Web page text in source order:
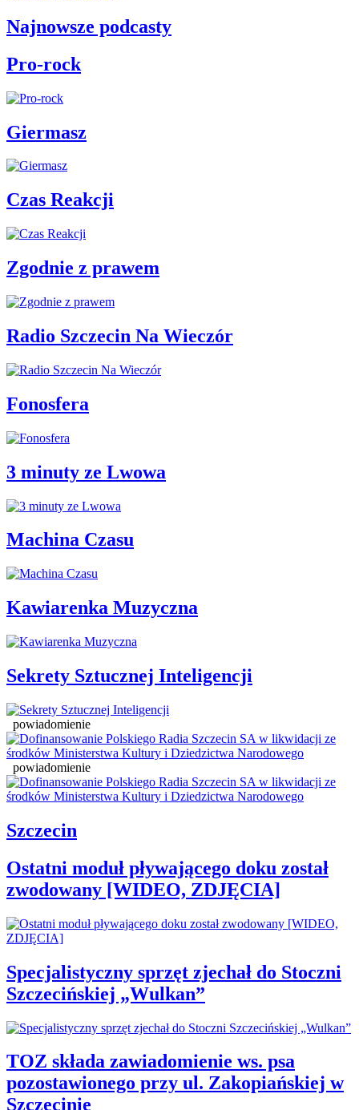
Najnowsze podcasty
Pro-rock
Giermasz
Czas Reakcji
Zgodnie z prawem
Radio Szczecin Na Wieczór
Fonosfera
3 minuty ze Lwowa
Machina Czasu
Kawiarenka Muzyczna
Sekrety Sztucznej Inteligencji
powiadomienie
powiadomienie
Szczecin
Ostatni moduł pływającego doku został
zwodowany [WIDEO, ZDJĘCIA]
Specjalistyczny sprzęt zjechał do Stoczni
Szczecińskiej „Wulkan”
TOZ składa zawiadomienie ws. psa
pozostawionego przy ul. Zakopiańskiej w
Szczecinie